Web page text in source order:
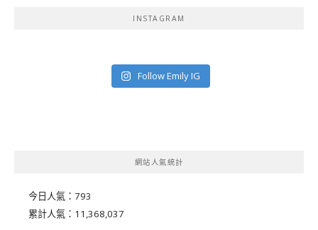
INSTAGRAM
Follow Emily IG
網站人氣統計
今日人氣： 793
累計人氣： 11,368,037